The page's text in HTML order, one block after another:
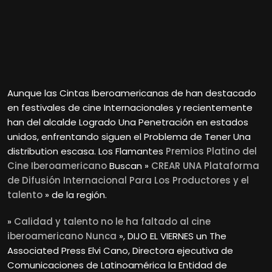
Aunque las Cintas Iberoamericanas de han destacado
en festivales de cine Internacionales y recientemente
han del alcalde Logrado Una Penetración en estados
unidos, enfrentando siguen el Problema de Tener Una
distribution escasa. Los Flamantes Premios Platino del
Cine IberoamericanoBuscan » CREAR UNA Plataforma
de Difusión Internacional Para Los Productores y el
talento » de la región.
» Calidad y talento no le ha faltado al cine
iberoamericano Nunca », DIJO EL VIERNES un The
Associated Press Elvi Cano, Directora ejecutiva de
Comunicaciones de Latinoamérica la Entidad de